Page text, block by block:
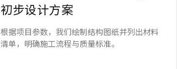
方案选择及报价评估
客户根据自己的要求选择最佳解决方案，我们
提供透明的成本明细和报价。